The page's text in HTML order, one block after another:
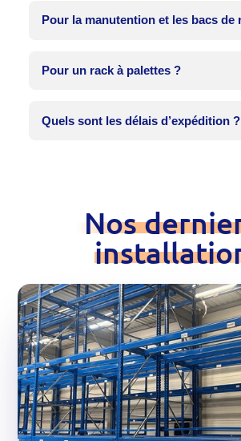
Pour la manutention et les bacs de
Pour un rack à palettes ?
Quels sont les délais d’expédition ?
Nos